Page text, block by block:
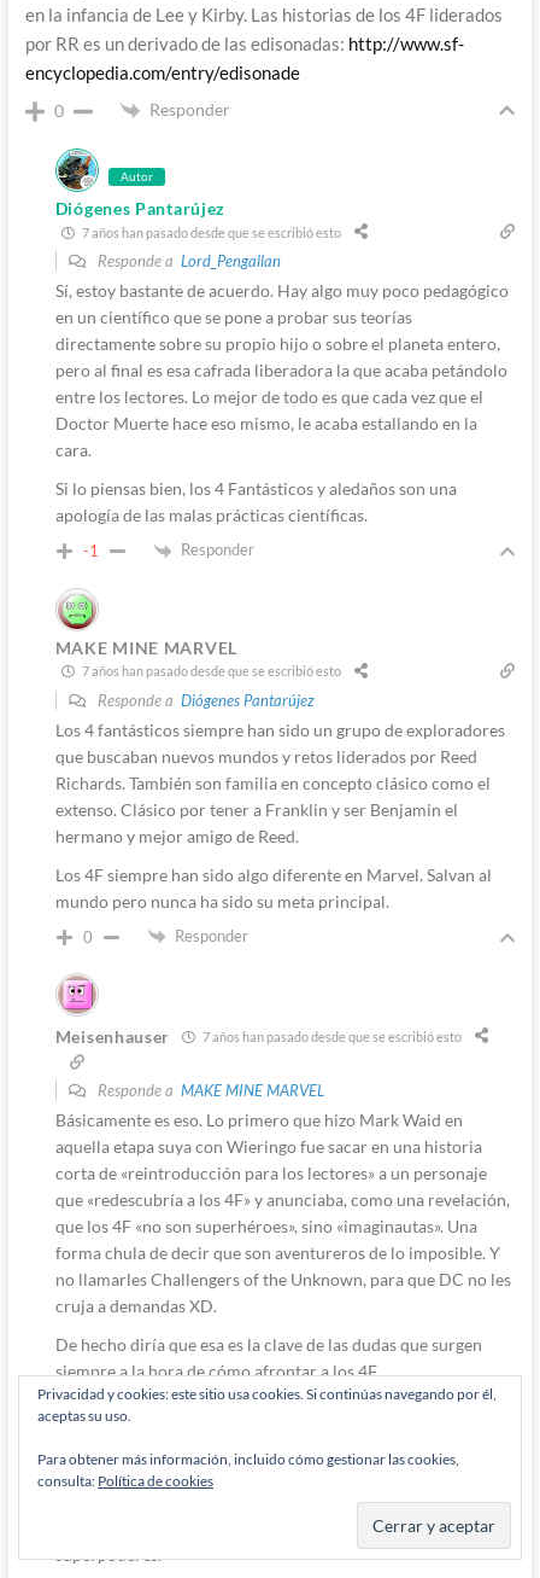
en la infancia de Lee y Kirby. Las historias de los 4F liderados
por RR es un derivado de las edisonadas: http://www.sf-
encyclopedia.com/entry/edisonade
0 Responder
Autor
Diógenes Pantarújez
7 años han pasado desde que se escribió esto
Responde a Lord_Pengallan
Sí, estoy bastante de acuerdo. Hay algo muy poco pedagógico
en un científico que se pone a probar sus teorías
directamente sobre su propio hijo o sobre el planeta entero,
pero al final es esa cafrada liberadora la que acaba petándolo
entre los lectores. Lo mejor de todo es que cada vez que el
Doctor Muerte hace eso mismo, le acaba estallando en la
cara.
Si lo piensas bien, los 4 Fantásticos y aledaños son una
apología de las malas prácticas científicas.
-1 Responder
MAKE MINE MARVEL
7 años han pasado desde que se escribió esto
Responde a Diógenes Pantarújez
Los 4 fantásticos siempre han sido un grupo de exploradores
que buscaban nuevos mundos y retos liderados por Reed
Richards. También son familia en concepto clásico como el
extenso. Clásico por tener a Franklin y ser Benjamin el
hermano y mejor amigo de Reed.
Los 4F siempre han sido algo diferente en Marvel. Salvan al
mundo pero nunca ha sido su meta principal.
0 Responder
Meisenhauser 7 años han pasado desde que se escribió esto
Responde a MAKE MINE MARVEL
Básicamente es eso. Lo primero que hizo Mark Waid en
aquella etapa suya con Wieringo fue sacar en una historia
corta de «reintroducción para los lectores» a un personaje
que «redescubría a los 4F» y anunciaba, como una revelación,
que los 4F «no son superhéroes», sino «imaginautas». Una
forma chula de decir que son aventureros de lo imposible. Y
no llamarles Challengers of the Unknown, para que DC no les
cruja a demandas XD.
De hecho diría que esa es la clave de las dudas que surgen
siempre a la hora de cómo afrontar a los 4F.
El problema no es que sean familia o no.
(como los X-Men más veteranos lo son entre sí).
La duda siempre ha sido si enfocarles como «el primer grupo
de superhéroes de Marvel» o solo aventureros famosos con
superpoderes.
Privacidad y cookies: este sitio usa cookies. Si continúas navegando por él,
aceptas su uso.
Para obtener más información, incluido cómo gestionar las cookies,
consulta: Política de cookies